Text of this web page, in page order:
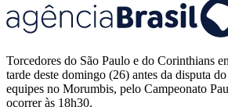
Torcedores do São Paulo e do Corinthians
tarde deste domingo (26) antes da disputa
equipes no Morumbis, pelo Campeonato
ocorrer às 18h30.